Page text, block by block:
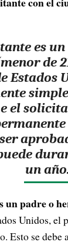
es
de
Estados
el
un año.
un padre o
Unidos, el
Esto se debe